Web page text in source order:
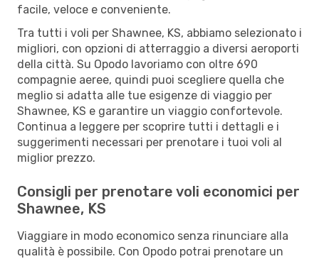
facile, veloce e conveniente.
Tra tutti i voli per Shawnee, KS, abbiamo selezionato i
migliori, con opzioni di atterraggio a diversi aeroporti
della città. Su Opodo lavoriamo con oltre 690
compagnie aeree, quindi puoi scegliere quella che
meglio si adatta alle tue esigenze di viaggio per
Shawnee, KS e garantire un viaggio confortevole.
Continua a leggere per scoprire tutti i dettagli e i
suggerimenti necessari per prenotare i tuoi voli al
miglior prezzo.
Consigli per prenotare voli economici per
Shawnee, KS
Viaggiare in modo economico senza rinunciare alla
qualità è possibile. Con Opodo potrai prenotare un